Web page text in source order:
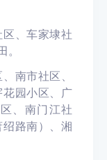
、车家埭社
南市社区、
园小区、广
、南门江社
路南）、湘